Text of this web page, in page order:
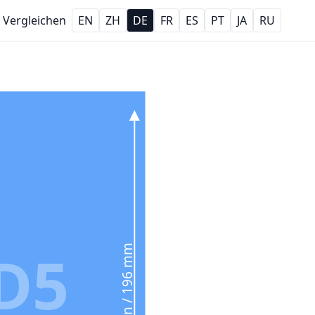
Vergleichen EN ZH DE FR ES PT JA RU
7.7 in / 196 mm